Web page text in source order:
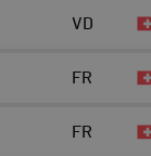
VD
FR
FR